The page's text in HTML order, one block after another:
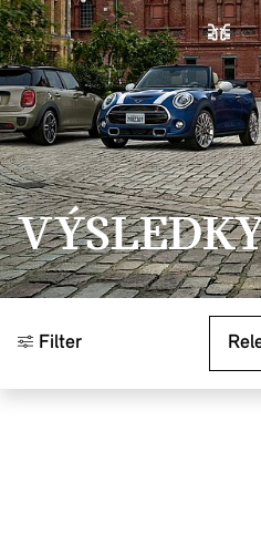
Prejsť na hlavný obsah
Filter